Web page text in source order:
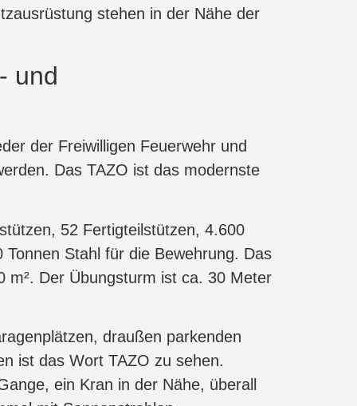
und
der Freiwilligen Feuerwehr und
Das TAZO ist das modernste
52 Fertigteilstützen, 4.600
Tonnen Stahl für die Bewehrung. Das
m². Der Übungsturm ist ca. 30 Meter